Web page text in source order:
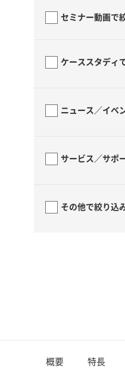
セミナー動画で
ケーススタディ
ニュース／イベ
サービス／サポ
その他で絞り込
概要 特長